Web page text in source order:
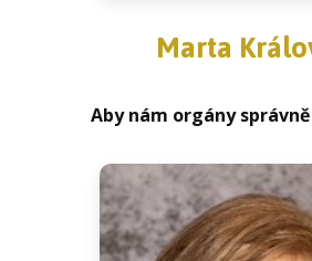
Marta
Aby nám orgány